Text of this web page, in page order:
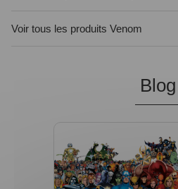
Voir tous les produits Venom
Blog